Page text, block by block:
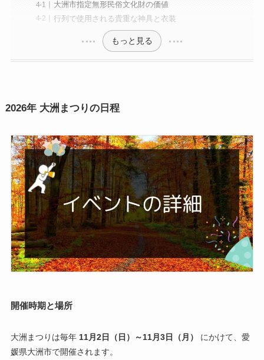
大洲市指定無形民俗文化財の価値
行列で使用される貴重な神具と衣装
もっと見る
2026年 大洲まつりの日程
開催時期と場所
大洲まつりは毎年 11月2日 （日）～11月3日 （月）
にかけて、愛
媛県大洲市で開催されます。